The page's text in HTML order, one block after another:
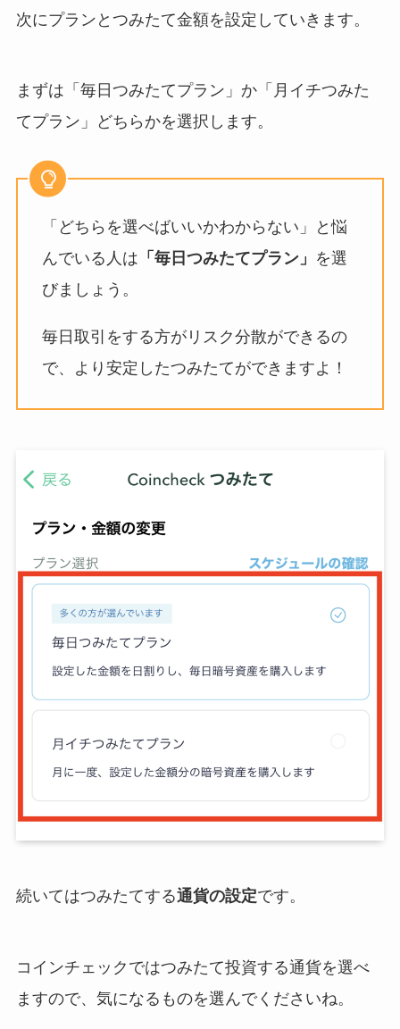
次にプランとつみたて金額を設定していきます。
まずは「毎日つみたてプラン」か「月イチつみた
てプラン」どちらかを選択します。
「どちらを選べばいいかわからない」と悩
んでいる人は 「毎日つみたてプラン」 を選
びましょう。
毎日取引をする方がリスク分散ができるの
で、より安定したつみたてができますよ！
続いてはつみたてする通貨の設定です。
コインチェックではつみたて投資する通貨を選べ
ますので、気になるものを選んでくださいね。